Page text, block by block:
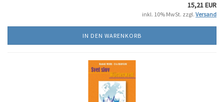
15,21 EUR
inkl. 10% MwSt. zzgl. Versand
IN DEN WARENKORB